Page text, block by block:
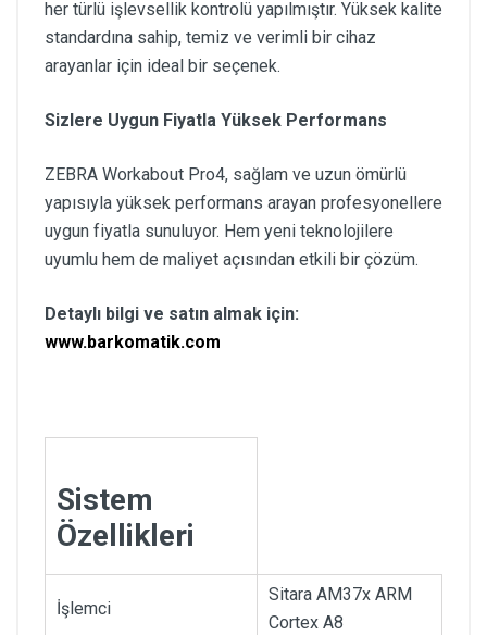
her türlü işlevsellik kontrolü yapılmıştır. Yüksek kalite
standardına sahip, temiz ve verimli bir cihaz
arayanlar için ideal bir seçenek.
Sizlere Uygun Fiyatla Yüksek Performans
ZEBRA Workabout Pro4, sağlam ve uzun ömürlü
yapısıyla yüksek performans arayan profesyonellere
uygun fiyatla sunuluyor. Hem yeni teknolojilere
uyumlu hem de maliyet açısından etkili bir çözüm.
Detaylı bilgi ve satın almak için:
www.barkomatik.com
Sistem
Özellikleri
İşlemci
Sitara AM37x ARM
Cortex A8